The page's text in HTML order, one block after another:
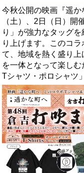
今秋公開の映画『遥か
（土）、2日（日）開
り」が強力なタッグ
り上げます。
このコラ
て、地域を熱く盛り上
を一体となって楽し
Tシャツ・ポロシャツ